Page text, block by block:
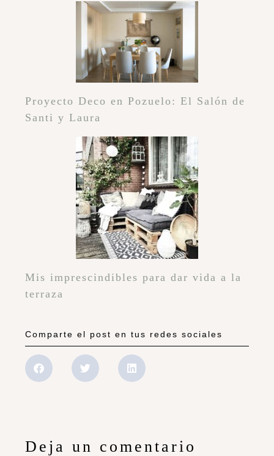
Proyecto Deco en Pozuelo: El Salón de
Santi y Laura
Mis imprescindibles para dar vida a la
terraza
Comparte el post en tus redes sociales
Deja un comentario